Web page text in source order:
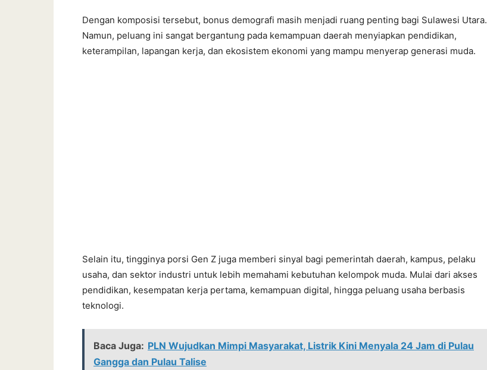
Dengan komposisi tersebut, bonus demografi masih menjadi ruang penting bagi Sulawesi Utara.
Namun, peluang ini sangat bergantung pada kemampuan daerah menyiapkan pendidikan,
keterampilan, lapangan kerja, dan ekosistem ekonomi yang mampu menyerap generasi muda.
Selain itu, tingginya porsi Gen Z juga memberi sinyal bagi pemerintah daerah, kampus, pelaku
usaha, dan sektor industri untuk lebih memahami kebutuhan kelompok muda. Mulai dari akses
pendidikan, kesempatan kerja pertama, kemampuan digital, hingga peluang usaha berbasis
teknologi.
Baca Juga: PLN Wujudkan Mimpi Masyarakat, Listrik Kini Menyala 24 Jam di Pulau
Gangga dan Pulau Talise